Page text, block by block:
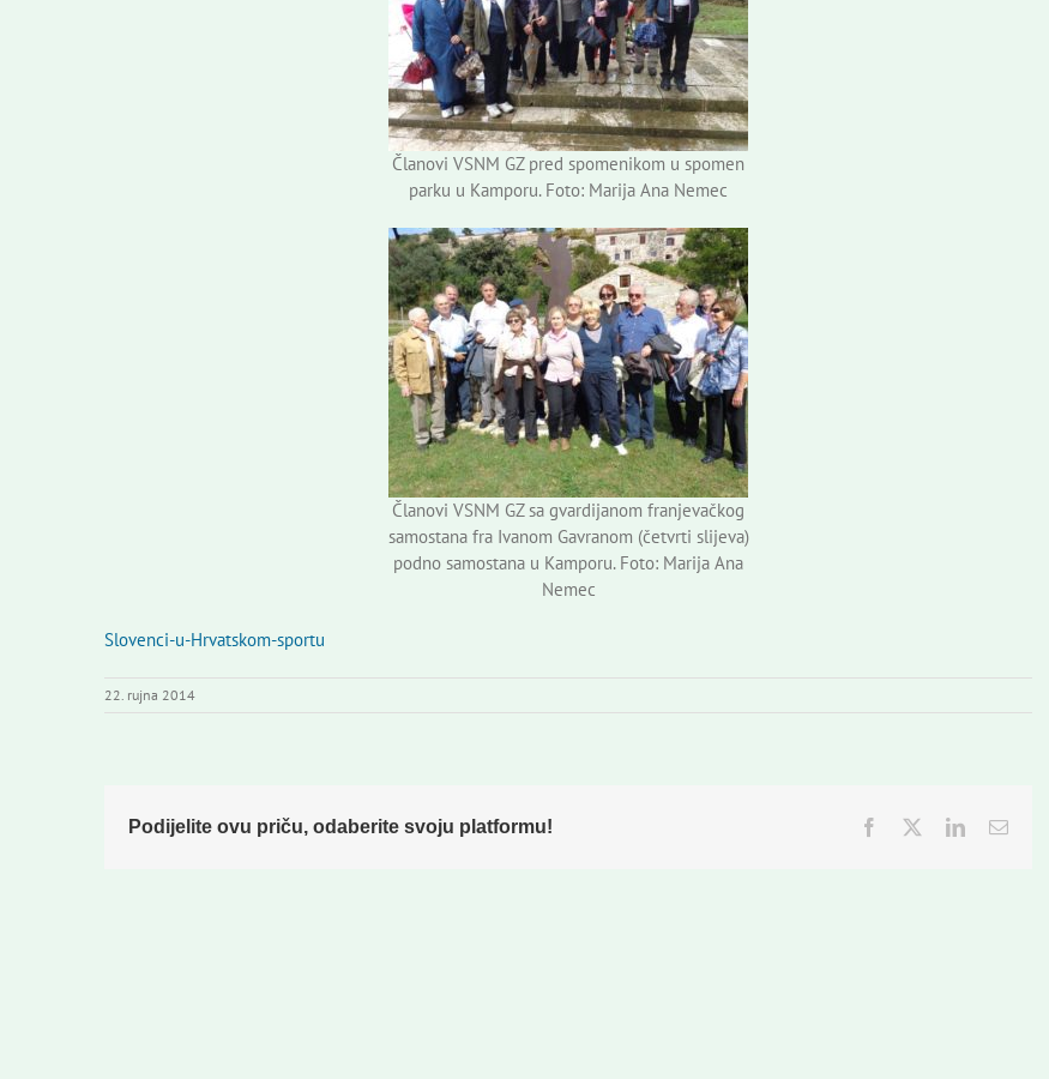
Članovi VSNM GZ pred spomenikom u spomen
parku u Kamporu. Foto: Marija Ana Nemec
Članovi VSNM GZ sa gvardijanom franjevačkog
samostana fra Ivanom Gavranom (četvrti slijeva)
podno samostana u Kamporu. Foto: Marija Ana
Nemec
Slovenci-u-Hrvatskom-sportu
22. rujna 2014
Podijelite ovu priču, odaberite svoju platformu! Facebook
TwitterLinkedInEmail: